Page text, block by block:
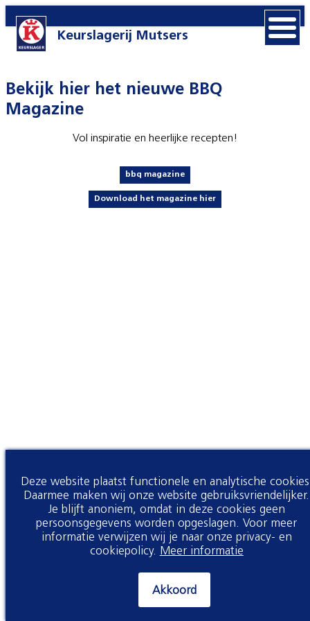
Keurslagerij Mutsers
Bekijk hier het nieuwe BBQ
Magazine
Vol inspiratie en heerlijke recepten!
bbq magazine
Download het magazine hier
Deze website plaatst functionele en analytische
Daarmee maken wij onze website gebruiksvriendelijker.
Je blijft anoniem, omdat in deze cookies geen
persoonsgegevens worden opgeslagen. Voor meer
informatie verwijzen wij je naar onze privacy- en
cookiepolicy. Meer informatie
Akkoord